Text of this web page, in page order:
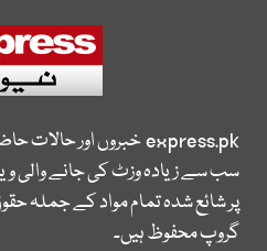
express.pkخبروں اور حالات
سب سے زیادہ وزٹ کی جانے
پر شائع شدہ تمام مواد کے جملہ
گروپ محفوظ ہیں۔